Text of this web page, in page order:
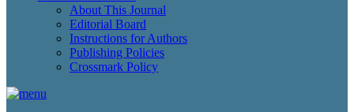
About This Journal
Editorial Board
Instructions for Authors
Publishing Policies
Crossmark Policy